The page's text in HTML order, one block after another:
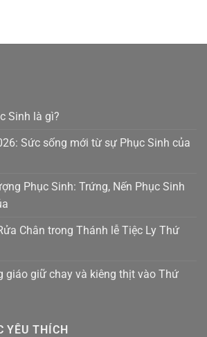
Sinh là gì?
Sức sống mới từ sự Phục Sinh của
Phục Sinh: Trứng, Nến Phục Sinh
Chân trong Thánh lễ Tiệc Ly Thứ
giáo giữ chay và kiêng thịt vào Thứ
YÊU THÍCH